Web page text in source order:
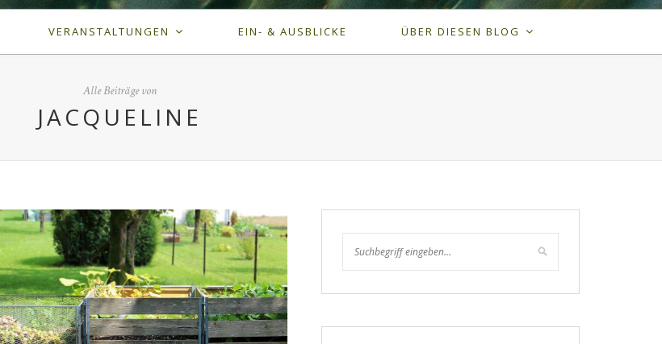
VERANSTALTUNGEN EIN- & AUSBLICKE ÜBER DIESEN BLOG
Alle Beiträge von
JACQUELINE